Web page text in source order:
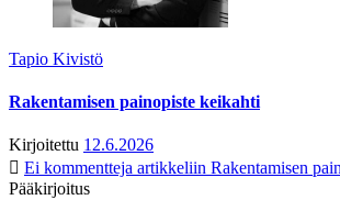
Tapio Kivistö
Rakentamisen painopiste keikahti
Kirjoitettu 12.6.2026
Ei kommentteja artikkeliin Rakentamisen
Pääkirjoitus